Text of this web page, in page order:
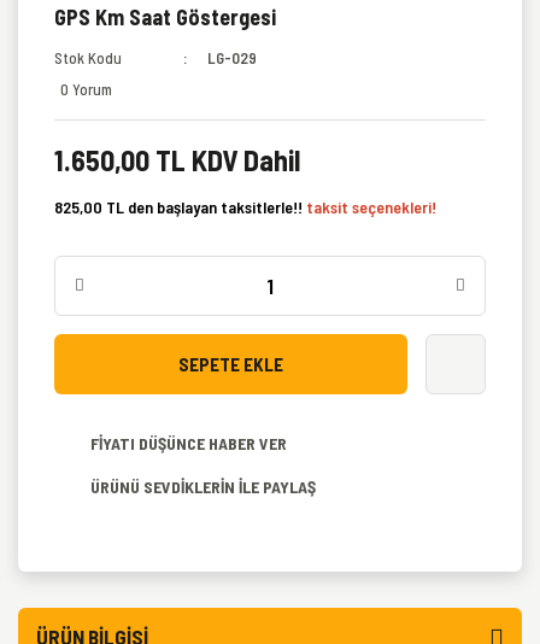
GPS Km Saat Göstergesi
Stok Kodu
LG-029
0 Yorum
1.650,00 TL KDV Dahil
825,00 TL den başlayan taksitlerle!! taksit seçenekleri!
SEPETE EKLE
FİYATI DÜŞÜNCE HABER VER
ÜRÜNÜ SEVDİKLERİN İLE PAYLAŞ
ÜRÜN BILGISI